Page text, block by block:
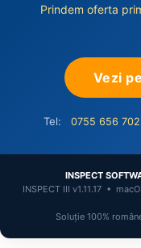
Prindem oferta
Vezi
Tel: 0755 656 702
INSPECT
INSPECT III v1.11.17 •
Soluție 100%